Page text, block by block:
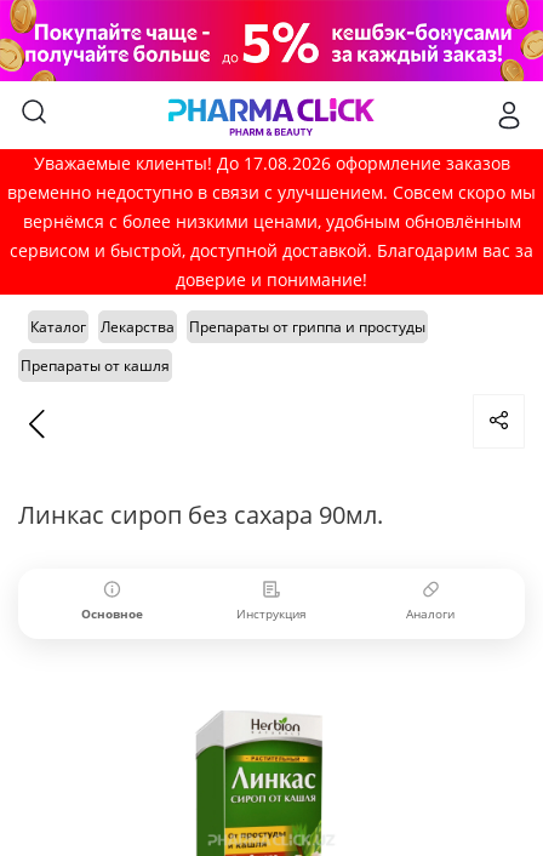
Уважаемые клиенты! До 17.08.2026 оформление заказов
временно недоступно в связи с улучшением. Совсем скоро мы
вернёмся с более низкими ценами, удобным обновлённым
сервисом и быстрой, доступной доставкой. Благодарим вас за
доверие и понимание!
Каталог Лекарства
Препараты от гриппа и простуды
Препараты от кашля
Линкас сироп без сахара 90мл.
Основное Инструкция Аналоги